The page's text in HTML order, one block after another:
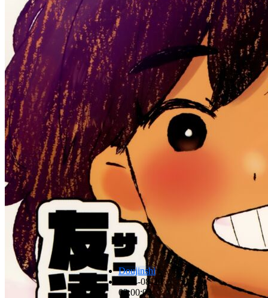
Doujinshi
2024-08-20
02:00:00